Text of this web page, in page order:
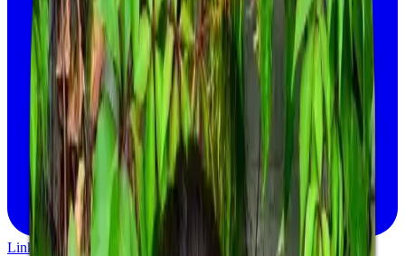
LinkedIn